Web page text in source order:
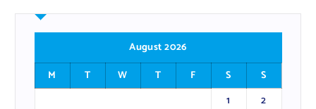
August 2026
M
T W T F S
S
1
2